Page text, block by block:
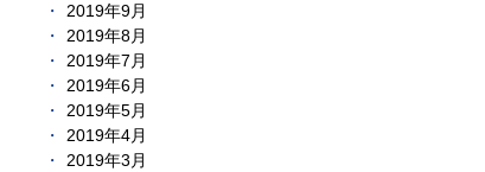
2019年9月
2019年8月
2019年7月
2019年6月
2019年5月
2019年4月
2019年3月